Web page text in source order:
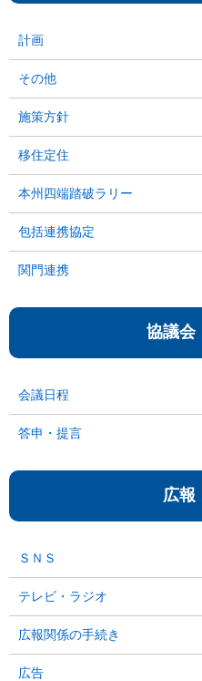
計画
その他
施策方針
移住定住
本州四端踏破ラリー
包括連携協定
関門連携
協議会
会議日程
答申・提言
広報
ＳＮＳ
テレビ・ラジオ
広報関係の手続き
広告